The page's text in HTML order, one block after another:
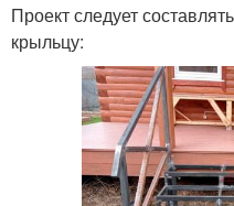
Проект следует
крыльцу: